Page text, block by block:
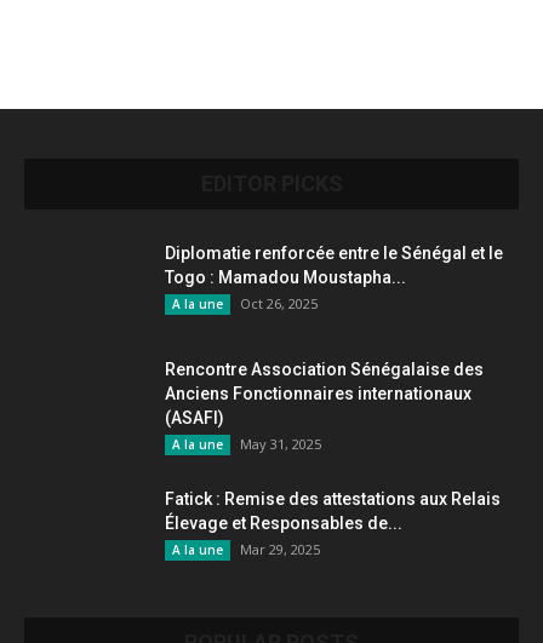
Diplomatie renforcée entre le Sénégal et le
Togo : Mamadou Moustapha...
A la une Oct 26, 2025
Rencontre Association Sénégalaise des
Anciens Fonctionnaires internationaux
(ASAFI)
A la une May 31, 2025
Fatick : Remise des attestations aux Relais
Élevage et Responsables de...
A la une Mar 29, 2025